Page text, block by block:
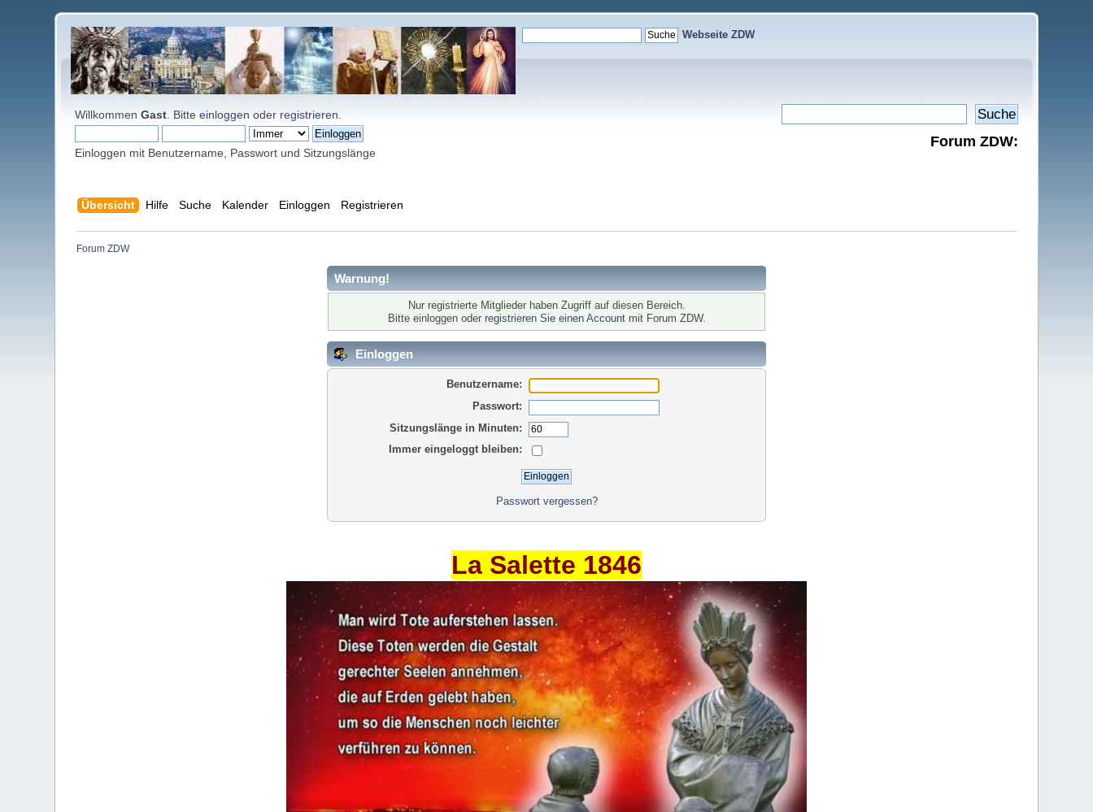
Webseite ZDW
WillkommenGast . Bitteeinloggen oder registrieren
Einloggen mit Benutzername, Passwort und Sitzungslänge
Forum ZDW:
Übersicht Hilfe Suche Kalender Einloggen Registrieren
Forum ZDW
Warnung!
Nur registrierte Mitglieder haben Zugriff auf diesen Bereich.
Bitte einloggen oder registrieren Sie einen Accountmit Forum ZDW.
Einloggen
Benutzername:
Passwort:
Sitzungslänge in Minuten:
Immer eingeloggt bleiben:
Passwort vergessen?
La Salette 1846